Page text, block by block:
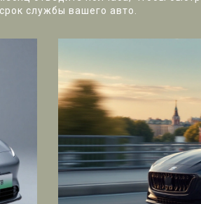
службы вашего авто.